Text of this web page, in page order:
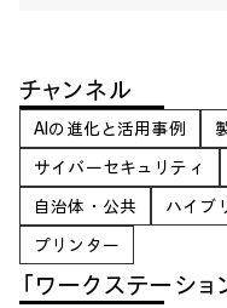
チャンネル
AIの進化と活用事例
サイバーセキュリティ
自治体・公共
ハイブ
プリンター
「ワークステーシ